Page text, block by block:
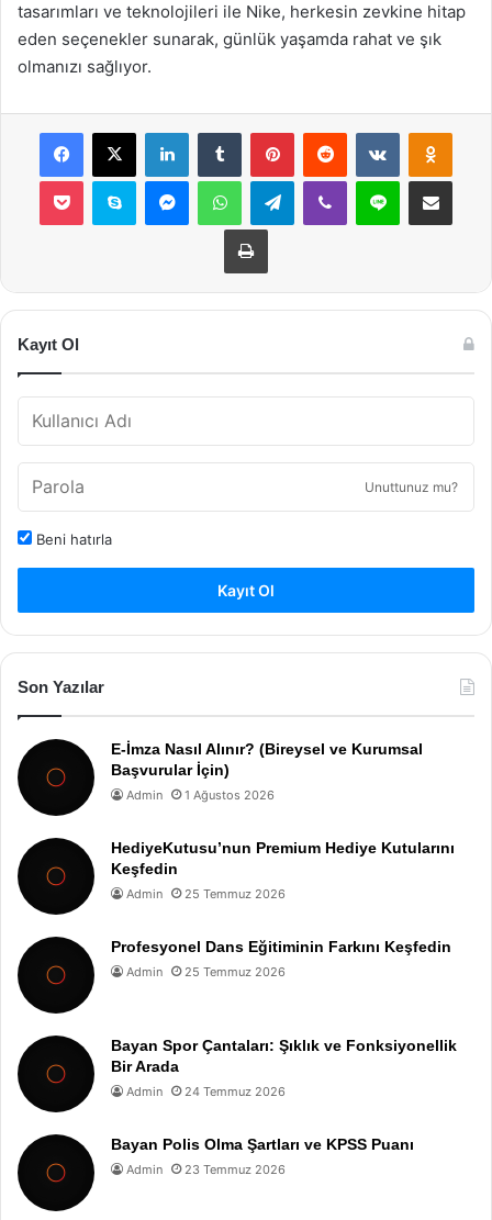
tasarımları ve teknolojileri ile Nike, herkesin zevkine hitap
eden seçenekler sunarak, günlük yaşamda rahat ve şık
olmanızı sağlıyor.
Facebook
X LinkedInTumblr PinterestReddit VKontakte
Pocket Skype MessengerWhatsAppTelegramViber Line E-Posta ile
Yazdır
Kayıt Ol
Unuttunuz mu?
Beni hatırla
Kayıt Ol
Son Yazılar
E-İmza Nasıl Alınır? (Bireysel ve Kurumsal
Başvurular İçin)
Admin 1 Ağustos 2026
HediyeKutusu’nun Premium Hediye Kutularını
Keşfedin
Admin 25 Temmuz 2026
Profesyonel Dans Eğitiminin Farkını Keşfedin
Admin 25 Temmuz 2026
Bayan Spor Çantaları: Şıklık ve Fonksiyonellik
Bir Arada
Admin 24 Temmuz 2026
Bayan Polis Olma Şartları ve KPSS Puanı
Admin 23 Temmuz 2026